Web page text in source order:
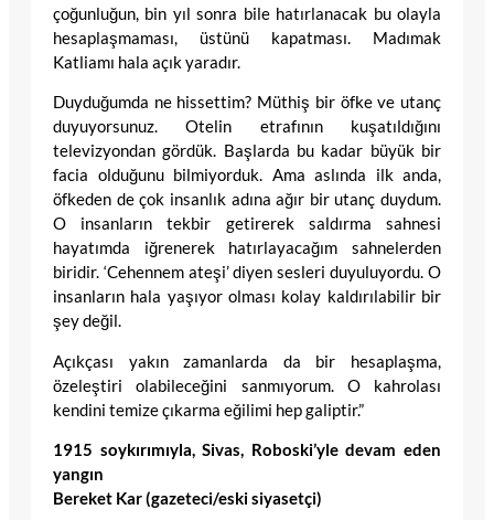
çoğunluğun, bin yıl sonra bile hatırlanacak bu olayla
hesaplaşmaması, üstünü kapatması. Madımak
Katliamı hala açık yaradır.
Duyduğumda ne hissettim? Müthiş bir öfke ve utanç
duyuyorsunuz. Otelin etrafının kuşatıldığını
televizyondan gördük. Başlarda bu kadar büyük bir
facia olduğunu bilmiyorduk. Ama aslında ilk anda,
öfkeden de çok insanlık adına ağır bir utanç duydum.
O insanların tekbir getirerek saldırma sahnesi
hayatımda iğrenerek hatırlayacağım sahnelerden
biridir. ‘Cehennem ateşi’ diyen sesleri duyuluyordu. O
insanların hala yaşıyor olması kolay kaldırılabilir bir
şey değil.
Açıkçası yakın zamanlarda da bir hesaplaşma,
özeleştiri olabileceğini sanmıyorum. O kahrolası
kendini temize çıkarma eğilimi hep galiptir.”
1915 soykırımıyla, Sivas, Roboski’yle devam eden
yangın
Bereket Kar (gazeteci/eski siyasetçi)